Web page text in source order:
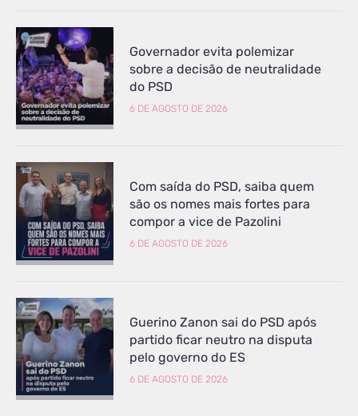
Governador evita polemizar
sobre a decisão de neutralidade
do PSD
6 DE AGOSTO DE 2026
Com saída do PSD, saiba quem
são os nomes mais fortes para
compor a vice de Pazolini
6 DE AGOSTO DE 2026
Guerino Zanon sai do PSD após
partido ficar neutro na disputa
pelo governo do ES
6 DE AGOSTO DE 2026